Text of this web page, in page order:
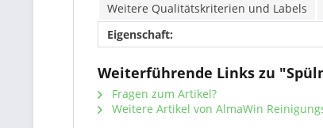
Weitere Qualitätskriterien und Labels
Eigenschaft:
Weiterführende Links zu
Fragen zum Artikel?
Weitere Artikel von AlmaWin